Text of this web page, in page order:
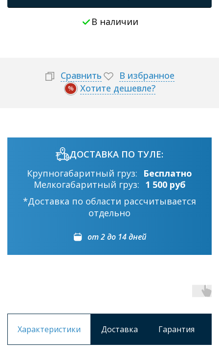
В наличии
Сравнить В избранное
% Хотите дешевле?
ДОСТАВКА ПО ТУЛЕ:
Крупногабаритный груз:
Бесплатно
Мелкогабаритный груз: 1 500 руб
*Доставка по области рассчитывается
отдельно
от 2 до 14 дней
Характеристики Доставка Гарантия